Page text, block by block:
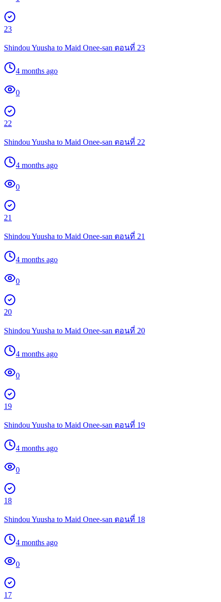
23
Shindou Yuusha to Maid Onee-san ตอนที่ 23
4 months ago
0
22
Shindou Yuusha to Maid Onee-san ตอนที่ 22
4 months ago
0
21
Shindou Yuusha to Maid Onee-san ตอนที่ 21
4 months ago
0
20
Shindou Yuusha to Maid Onee-san ตอนที่ 20
4 months ago
0
19
Shindou Yuusha to Maid Onee-san ตอนที่ 19
4 months ago
0
18
Shindou Yuusha to Maid Onee-san ตอนที่ 18
4 months ago
0
17